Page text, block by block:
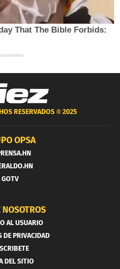
RESERVADOS ®2025
OPSA
GOTV
NOSOTROS
AL USUARIO
DE PRIVACIDAD
DEL SITIO